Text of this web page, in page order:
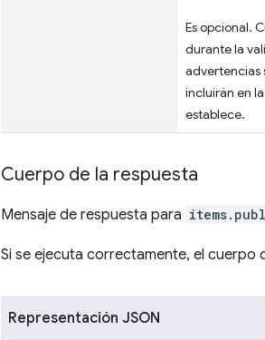
Es opcional.
durante la
advertencias
incluirán en
establece.
Cuerpo de la respuesta
Mensaje de respuesta para
Si se ejecuta correctamente, el cuerpo
Representación JSON